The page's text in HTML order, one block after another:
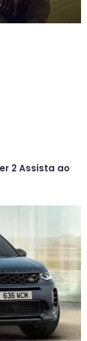
2 Assista ao